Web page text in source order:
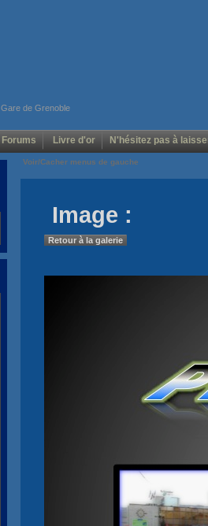
Gare de Grenoble
Forums Livre d'or N'hésitez pas à
Voir/Cacher menus de gauche
Image :
Retour à la galerie